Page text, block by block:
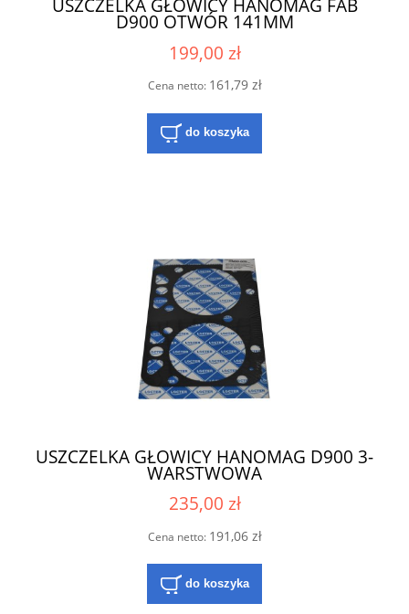
USZCZELKA GŁOWICY HANOMAG FAB
D900 OTWÓR 141MM
199,00 zł
Cena netto: 161,79 zł
do koszyka
USZCZELKA GŁOWICY HANOMAG D900 3-
WARSTWOWA
235,00 zł
Cena netto: 191,06 zł
do koszyka